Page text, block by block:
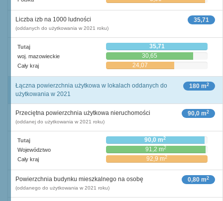
35,71
Liczba izb na 1000 ludności
(oddanych do użytkowania w 2021 roku)
Tutaj 35,71
woj. mazowieckie 30,65
Cały kraj 24,07
180 m2
Łączna powierzchnia użytkowa w lokalach oddanych do
użytkowania w 2021
90,0 m2
Przeciętna powierzchnia użytkowa nieruchomości
(oddanej do użytkowania w 2021 roku)
Tutaj 90,0 m2
Województwo 91,2 m2
Cały kraj 92,9 m2
0,80 m2
Powierzchnia budynku mieszkalnego na osobę
(oddanego do użytkowania w 2021 roku)